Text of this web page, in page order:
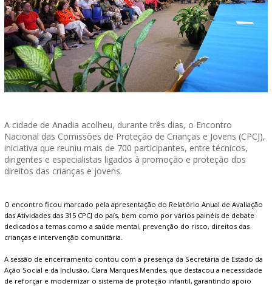
A cidade de Anadia acolheu, durante três dias, o Encontro
Nacional das Comissões de Proteção de Crianças e Jovens (CPCJ),
iniciativa que reuniu mais de 700 participantes, entre técnicos,
dirigentes e especialistas ligados à promoção e proteção dos
direitos das crianças e jovens.
O encontro ficou marcado pela apresentação do Relatório Anual de Avaliação
das Atividades das 315 CPCJ do país, bem como por vários painéis de debate
dedicados a temas como a saúde mental, prevenção do risco, direitos das
crianças e intervenção comunitária.
A sessão de encerramento contou com a presença da Secretária de Estado da
Ação Social e da Inclusão, Clara Marques Mendes, que destacou a necessidade
de reforçar e modernizar o sistema de proteção infantil, garantindo apoio